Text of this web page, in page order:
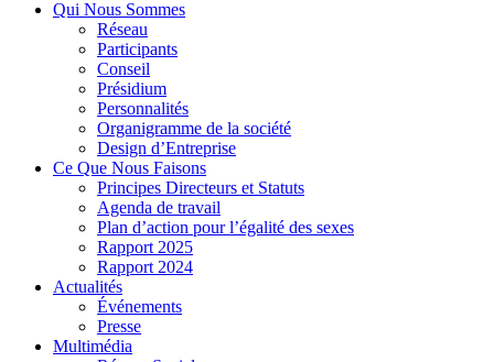
Qui Nous Sommes
Réseau
Participants
Conseil
Présidium
Personnalités
Organigramme de la société
Design d’Entreprise
Ce Que Nous Faisons
Principes Directeurs et Statuts
Agenda de travail
Plan d’action pour l’égalité des sexes
Rapport 2025
Rapport 2024
Actualités
Événements
Presse
Multimédia